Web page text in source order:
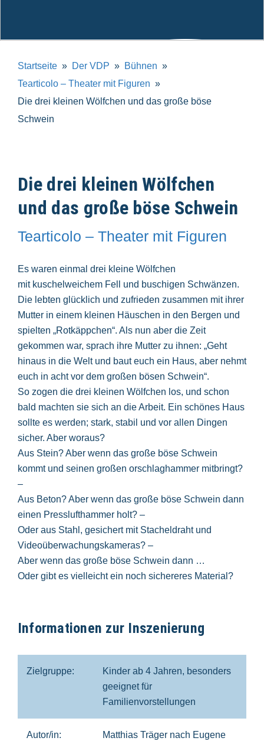
Startseite Der VDP
Bühnen
Tearticolo – Theater mit Figuren
Die drei kleinen Wölfchen und das große böse
Schwein
Die drei kleinen Wölfchen
und das große böse Schwein
Tearticolo – Theater mit Figuren
Es waren einmal drei kleine Wölfchen
mit kuschelweichem Fell und buschigen Schwänzen.
Die lebten glücklich und zufrieden zusammen mit ihrer
Mutter in einem kleinen Häuschen in den Bergen und
spielten „Rotkäppchen“. Als nun aber die Zeit
gekommen war, sprach ihre Mutter zu ihnen: „Geht
hinaus in die Welt und baut euch ein Haus, aber nehmt
euch in acht vor dem großen bösen Schwein“.
So zogen die drei kleinen Wölfchen los, und schon
bald machten sie sich an die Arbeit. Ein schönes Haus
sollte es werden; stark, stabil und vor allen Dingen
sicher. Aber woraus?
Aus Stein? Aber wenn das große böse Schwein
kommt und seinen großen orschlaghammer mitbringt?
–
Aus Beton? Aber wenn das große böse Schwein dann
einen Presslufthammer holt? –
Oder aus Stahl, gesichert mit Stacheldraht und
Videoüberwachungskameras? –
Aber wenn das große böse Schwein dann …
Oder gibt es vielleicht ein noch sichereres Material?
Informationen zur Inszenierung
Zielgruppe:
Kinder ab 4 Jahren, besonders
geeignet für
Familienvorstellungen
Autor/in: Matthias Träger nach Eugene